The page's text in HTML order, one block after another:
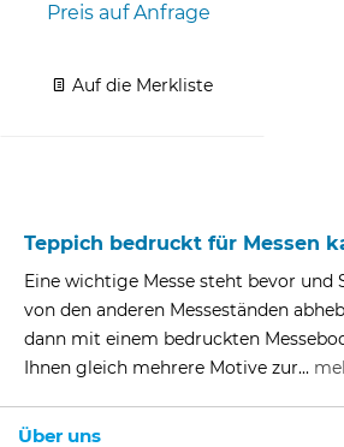
Preis auf Anfrage
Auf die Merkliste
Teppich bedruckt für Messen
Eine wichtige Messe steht bevor und
von den anderen Messeständen
dann mit einem bedruckten
Ihnen gleich mehrere Motive zur...
Über uns